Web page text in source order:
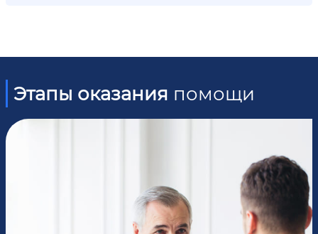
Этапы оказания помощи